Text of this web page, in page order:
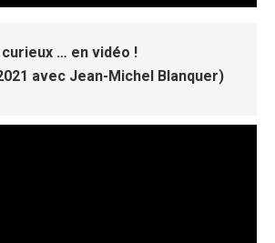
… en vidéo !
avec Jean-Michel Blanquer)